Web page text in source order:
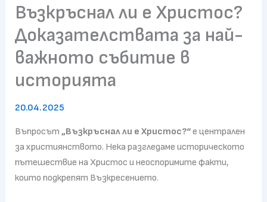
Възкръснал ли е Христос?
Доказателствата за най-
важното събитие в
историята
20.04.2025
Въпросът „Възкръснал ли е Христос?“е централен
за християнството. Нека разгледаме историческото
пътешествие на Христос и неоспоримите факти,
които подкрепят Възкресението.